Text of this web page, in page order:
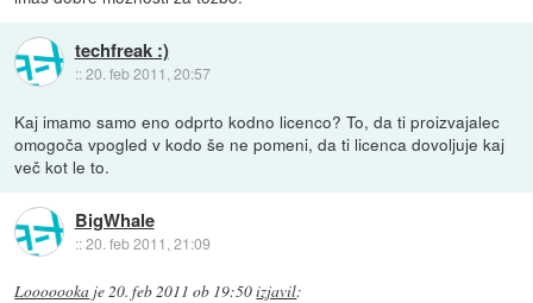
techfreak :)
::20. feb 2011, 20:57
Kaj imamo samo eno odprto kodno licenco? To, da ti proizvajalec
omogoča vpogled v kodo še ne pomeni, da ti licenca dovoljuje kaj
več kot le to.
BigWhale
::20. feb 2011, 21:09
Looooooka je20. feb 2011 ob 19:50izjavil: